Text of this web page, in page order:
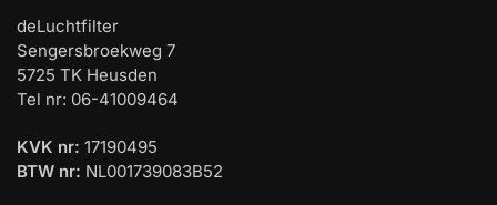
deLuchtfilter
Sengersbroekweg 7
5725 TK Heusden
Tel nr: 06-41009464
KVK nr: 17190495
BTW nr: NL001739083B52